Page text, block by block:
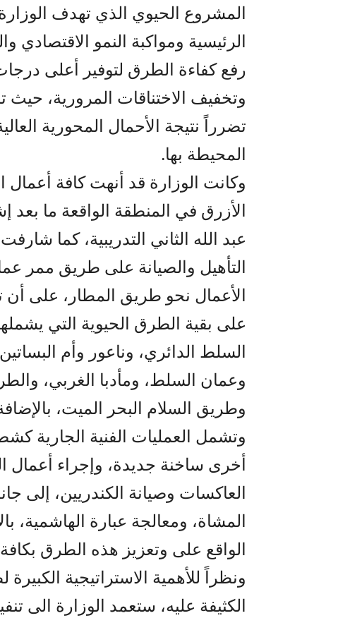
المشروع الحيوي الذي تهدف
الرئيسية ومواكبة النمو
رفع كفاءة الطرق لتوفير أعلى
وتخفيف الاختناقات المرورية، حيث
تضرراً نتيجة الأحمال المحورية
المحيطة بها.
وكانت الوزارة قد أنهت كافة
الأزرق في المنطقة الواقعة ما بعد
عبد الله الثاني التدريبية، كما
الأعمال نحو طريق المطار، على أن
على بقية الطرق الحيوية التي
السلط الدائري، وناعور وأم
وعمان السلط، ومأدبا الغربي،
وطريق السلام البحر الميت،
وتشمل العمليات الفنية الجارية
أخرى ساخنة جديدة، وإجراء أعمال
العاكسات وصيانة الكندريين، إلى
المشاة، ومعالجة عبارة الهاشمية،
الواقع على وتعزيز هذه الطرق
ونظراً للأهمية الاستراتيجية
الكثيفة عليه، ستعمد الوزارة الى